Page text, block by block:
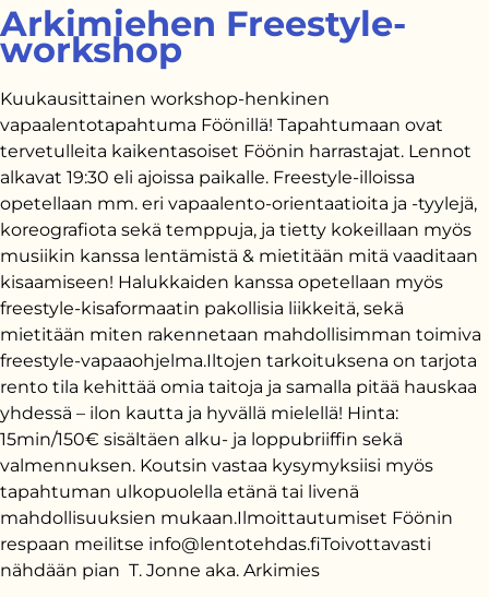
Arkimiehen Freestyle-
workshop
Kuukausittainen workshop-henkinen
vapaalentotapahtuma Föönillä! Tapahtumaan ovat
tervetulleita kaikentasoiset Föönin harrastajat. Lennot
alkavat 19:30 eli ajoissa paikalle. Freestyle-illoissa
opetellaan mm. eri vapaalento-orientaatioita ja -tyylejä,
koreografiota sekä temppuja, ja tietty kokeillaan myös
musiikin kanssa lentämistä & mietitään mitä vaaditaan
kisaamiseen! Halukkaiden kanssa opetellaan myös
freestyle-kisaformaatin pakollisia liikkeitä, sekä
mietitään miten rakennetaan mahdollisimman toimiva
freestyle-vapaaohjelma.Iltojen tarkoituksena on tarjota
rento tila kehittää omia taitoja ja samalla pitää hauskaa
yhdessä – ilon kautta ja hyvällä mielellä! Hinta:
15min/150€ sisältäen alku- ja loppubriiffin sekä
valmennuksen. Koutsin vastaa kysymyksiisi myös
tapahtuman ulkopuolella etänä tai livenä
mahdollisuuksien mukaan.Ilmoittautumiset Föönin
respaan meilitse info@lentotehdas.fiToivottavasti
nähdään pian T. Jonne aka. Arkimies